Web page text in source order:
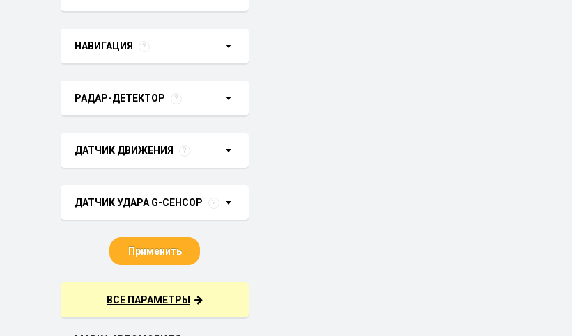
НАВИГАЦИЯ ?
РАДАР-ДЕТЕКТОР ?
ДАТЧИК ДВИЖЕНИЯ ?
ДАТЧИК УДАРА G-СЕНСОР ?
Применить
ВСЕ ПАРАМЕТРЫ